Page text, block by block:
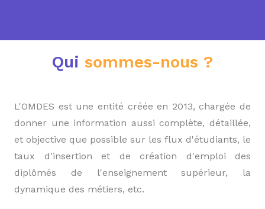
Qui sommes-nous ?
L'OMDES est une entité créée en 2013, chargée de
donner une information aussi complète, détaillée,
et objective que possible sur les flux d'étudiants, le
taux d'insertion et de création d'emploi des
diplômés de l'enseignement supérieur, la
dynamique des métiers, etc.